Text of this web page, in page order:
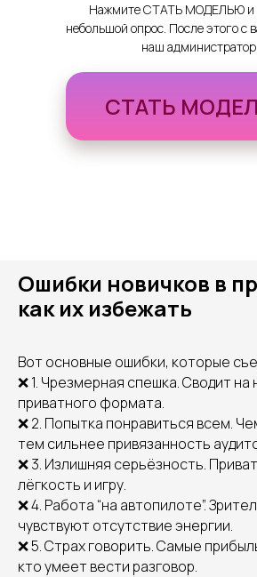
Нажмите СТАТЬ МОДЕЛЬЮ и
небольшой опрос. После этого с
наш администратор.
СТАТЬ
Ошибки новичков в
как их избежать
Вот основные ошибки, которые
❌ 1. Чрезмерная спешка. Сводит
приватного формата.
❌ 2. Попытка понравиться всем.
тем сильнее привязанность
❌ 3. Излишняя серьёзность.
лёгкость и игру.
❌ 4. Работа “на автопилоте”.
чувствуют отсутствие энергии.
❌ 5. Страх говорить. Самые
кто умеет вести разговор.